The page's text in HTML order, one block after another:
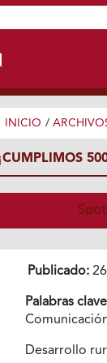
INICIO /
Publicado:26
Palabras clave
Desarrollo